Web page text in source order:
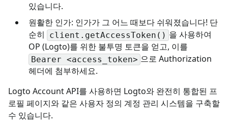
있습니다.
원활한 인가: 인가가 그 어느 때보다 쉬워졌습니다! 단
순히
client.getAccessToken() 을 사용하여
OP (Logto)를 위한 불투명 토큰을 얻고, 이를
Bearer <access_token> 으로 Authorization
헤더에 첨부하세요.
Logto Account API를 사용하면 Logto와 완전히 통합된 프
로필 페이지와 같은 사용자 정의 계정 관리 시스템을 구축할
수 있습니다.